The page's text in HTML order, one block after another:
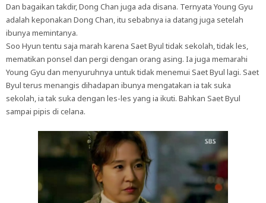
Dan bagaikan takdir, Dong Chan juga ada disana. Ternyata Young Gyu
adalah keponakan Dong Chan, itu sebabnya ia datang juga setelah
ibunya memintanya.
Soo Hyun tentu saja marah karena Saet Byul tidak sekolah, tidak les,
mematikan ponsel dan pergi dengan orang asing. Ia juga memarahi
Young Gyu dan menyuruhnya untuk tidak menemui Saet Byul lagi. Saet
Byul terus menangis dihadapan ibunya mengatakan ia tak suka
sekolah, ia tak suka dengan les-les yang ia ikuti. Bahkan Saet Byul
sampai pipis di celana.